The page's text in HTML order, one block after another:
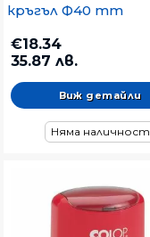
кръгъл Ф40 mm
€18.34
35.87 лв.
Виж детайли
Няма наличност